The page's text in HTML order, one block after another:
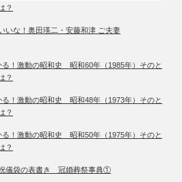
？
いな！奥田瑛二・安藤和津 ご夫妻
る！激動の昭和史 昭和60年（1985年）そのと
？
る！激動の昭和史 昭和48年（1973年）そのと
？
る！激動の昭和史 昭和50年（1975年）そのと
？
儀袋の表書き 冠婚葬祭事典①